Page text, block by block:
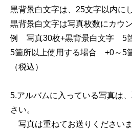
黒背景白文字は、25文字以内に
黒背景白文字は写真枚数にカウ
例 写真30枚+黒背景白文字
5箇所以上使用する場合 +0～5
（税込）
5.アルバムに入っている写真は
さい。
写真は重ねてお送りください